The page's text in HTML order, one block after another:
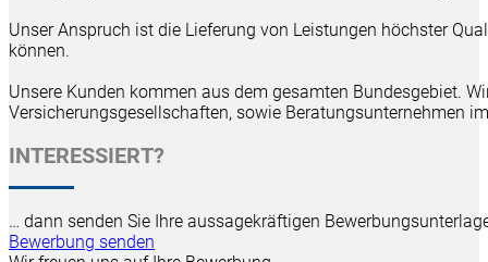
Unser Anspruch ist die Lieferung von Leistungen höchster
können.
Unsere Kunden kommen aus dem gesamten Bundesgebiet.
Versicherungsgesellschaften, sowie Beratungsunternehmen
INTERESSIERT?
… dann senden Sie Ihre aussagekräftigen
Bewerbung senden